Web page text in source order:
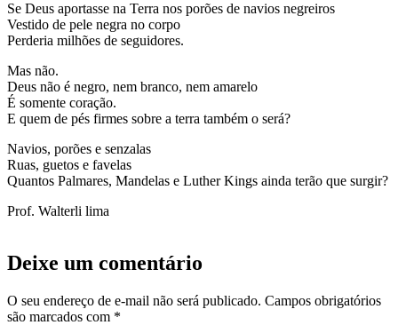
Se Deus aportasse na Terra nos porões de navios negreiros
Vestido de pele negra no corpo
Perderia milhões de seguidores.
Mas não.
Deus não é negro, nem branco, nem amarelo
É somente coração.
E quem de pés firmes sobre a terra também o será?
Navios, porões e senzalas
Ruas, guetos e favelas
Quantos Palmares, Mandelas e Luther Kings ainda terão que surgir?
Prof. Walterli lima
Deixe um comentário
O seu endereço de e-mail não será publicado. Campos obrigatórios
são marcados com *